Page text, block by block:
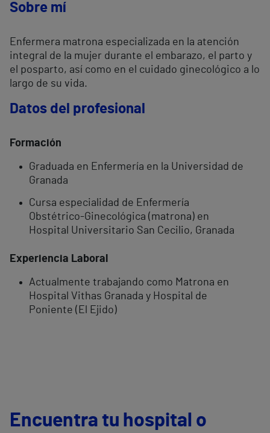
Sobre mí
Enfermera matrona especializada en la atención
integral de la mujer durante el embarazo, el parto y
el posparto, así como en el cuidado ginecológico a lo
largo de su vida.
Datos del profesional
Formación
Graduada en Enfermería en la Universidad de
Granada
Cursa especialidad de Enfermería
Obstétrico-Ginecológica (matrona) en
Hospital Universitario San Cecilio, Granada
Experiencia Laboral
Actualmente trabajando como Matrona en
Hospital Vithas Granada y Hospital de
Poniente (El Ejido)
Encuentra tu hospital o